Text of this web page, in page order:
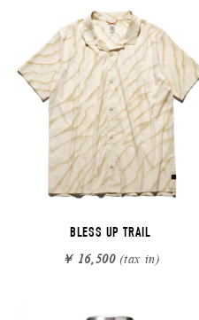
BLESS UP TRAIL
￥ 16,500(tax in)